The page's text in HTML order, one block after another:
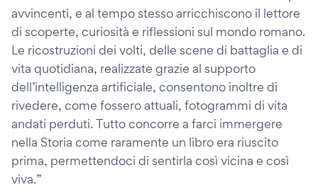
avvincenti, e al tempo stesso arricchiscono il lettore
di scoperte, curiosità e riflessioni sul mondo romano.
Le ricostruzioni dei volti, delle scene di battaglia e di
vita quotidiana, realizzate grazie al supporto
dell’intelligenza artificiale, consentono inoltre di
rivedere, come fossero attuali, fotogrammi di vita
andati perduti. Tutto concorre a farci immergere
nella Storia come raramente un libro era riuscito
prima, permettendoci di sentirla così vicina e così
viva.”